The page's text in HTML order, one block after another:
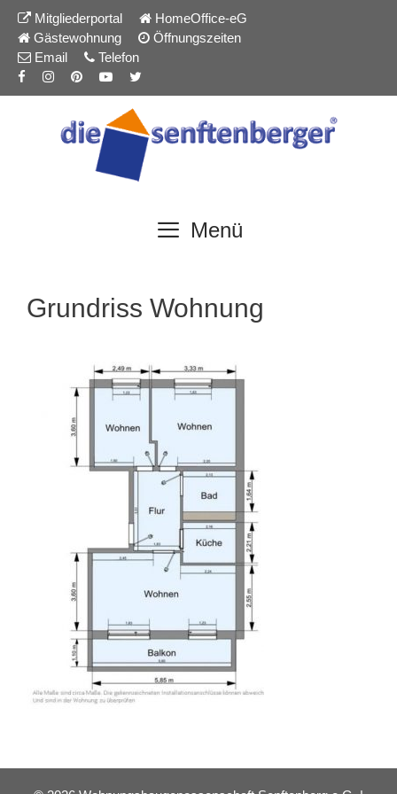
springen
Zum
Inhalt
springen
Mitgliederportal
HomeOffice-eG
Gästewohnung
Öffnungszeiten
Email
Telefon
Menü
Grundriss Wohnung